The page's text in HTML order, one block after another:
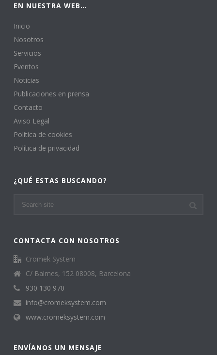
EN NUESTRA WEB…
Inicio
Nosotros
Servicios
Eventos
Noticias
Publicaciones en prensa
Contacto
Aviso Legal
Política de cookies
Política de privacidad
¿QUÉ ESTAS BUSCANDO?
CONTACTA CON NOSOTROS
Cromek System
C/ Balmes, 152 08008, Barcelona
930 130 970
info@cromeksystem.com
www.cromeksystem.com
ENVÍANOS UN MENSAJE